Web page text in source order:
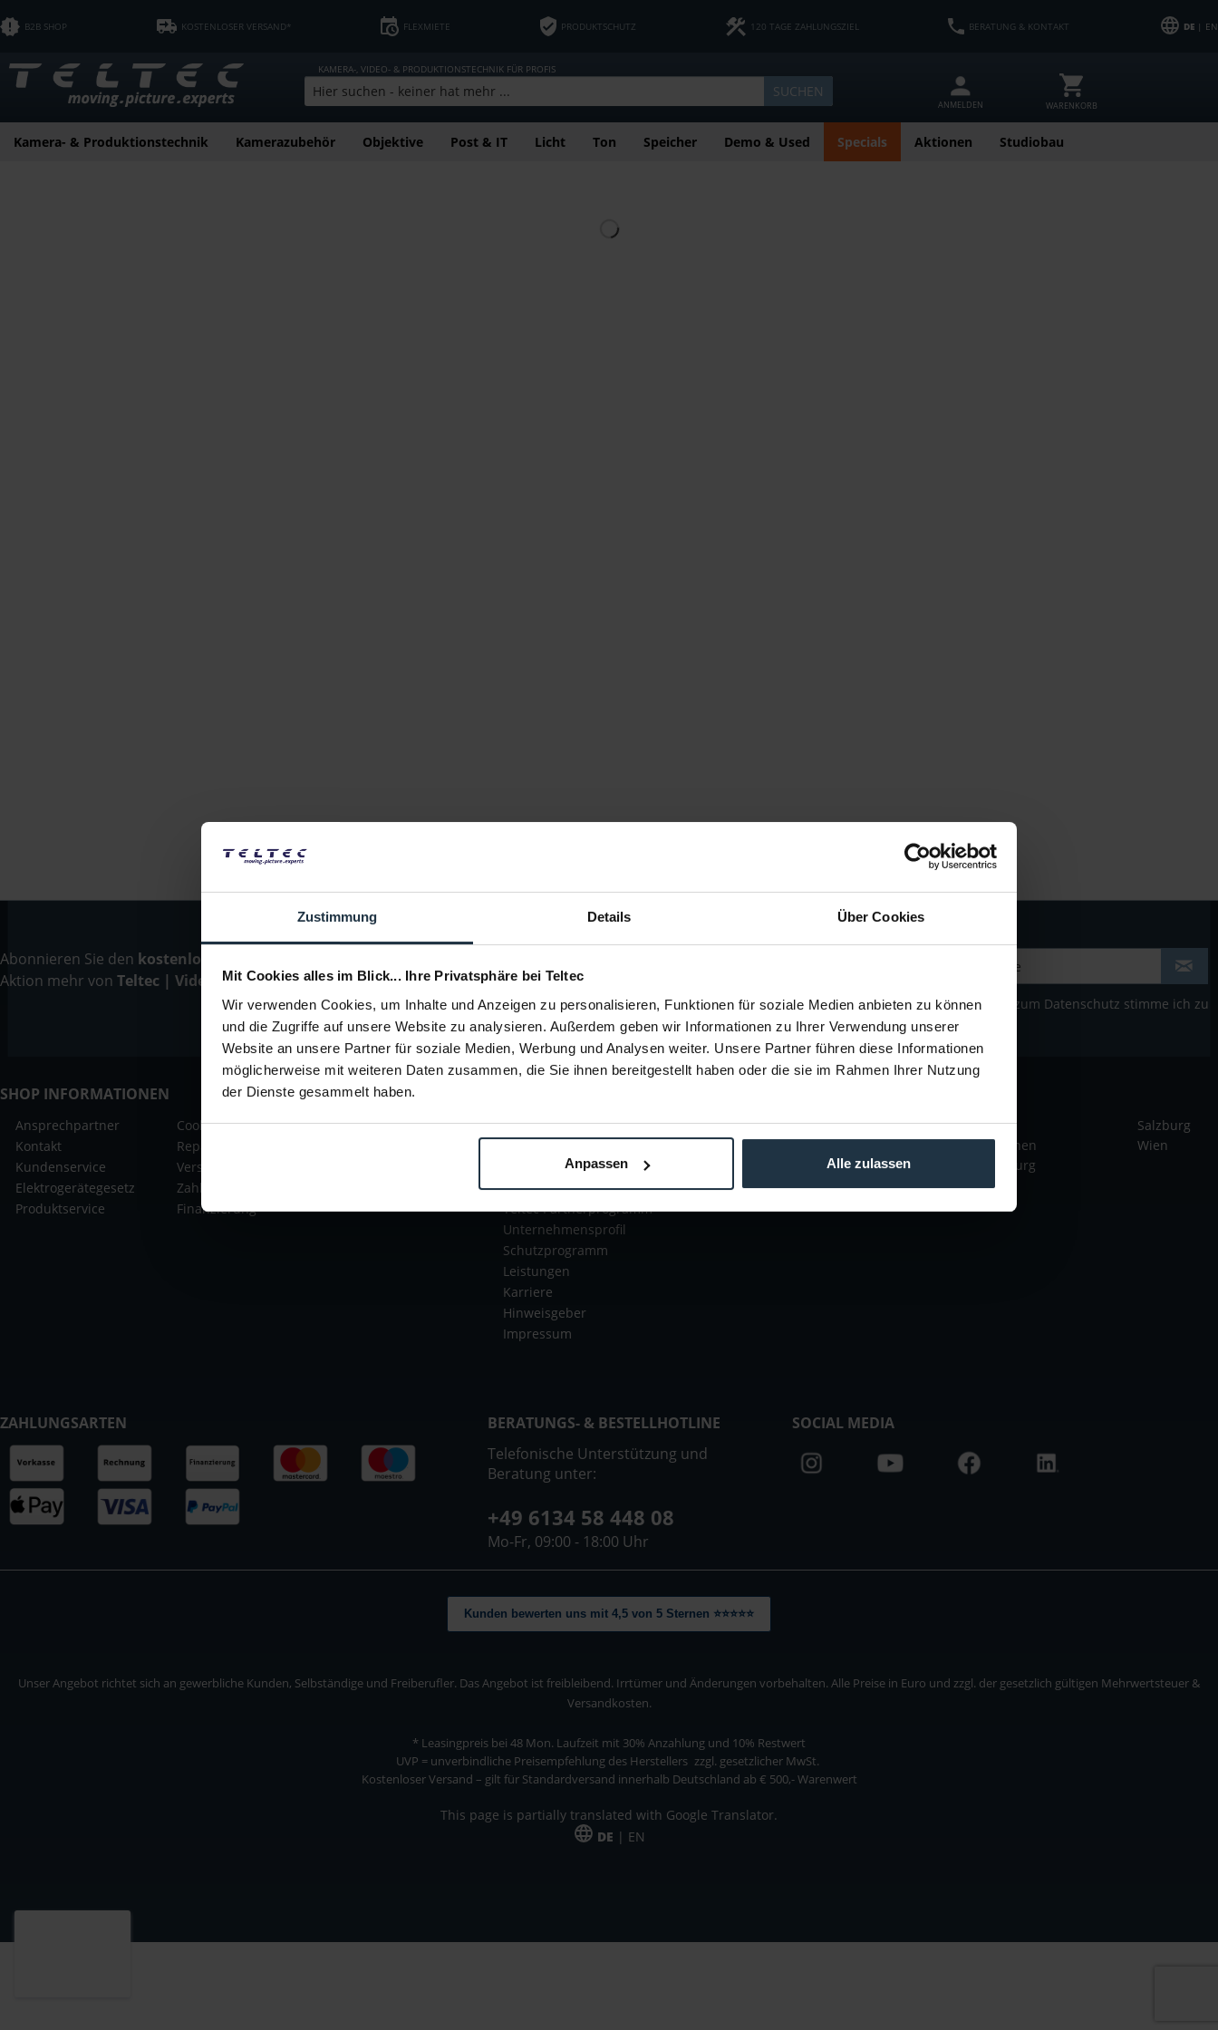
Zustimmung Details Über Cookies
Mit Cookies alles im Blick... Ihre Privatsphäre bei Teltec
Wir verwenden Cookies, um Inhalte und Anzeigen zu personalisieren, Funktionen für soziale Medien anbieten zu können
und die Zugriffe auf unsere Website zu analysieren. Außerdem geben wir Informationen zu Ihrer Verwendung unserer
Website an unsere Partner für soziale Medien, Werbung und Analysen weiter. Unsere Partner führen diese Informationen
möglicherweise mit weiteren Daten zusammen, die Sie ihnen bereitgestellt haben oder die sie im Rahmen Ihrer Nutzung
der Dienste gesammelt haben.
Anpassen Alle zulassen
B2B SHOP KOSTENLOSER VERSAND* FLEXMIETE PRODUKTSCHUTZ 120 TAGE ZAHLUNGSZIEL BERATUNG & KONTAKT DE| EN
KAMERA-, VIDEO- & PRODUKTIONSTECHNIK FÜR PROFIS
SUCHEN
ANMELDEN WARENKORB
Kamera- & Produktionstechnik Kamerazubehör Objektive Post & IT Licht Ton Speicher Demo & Used Specials Aktionen Studiobau
Abonnieren Sie den kostenlosen Newsletter
Aktion mehr von Teltec | Video-, Audio- & Studio-Equipment.
Der Bestimmung zum Datenschutz stimme ich zu
SHOP INFORMATIONEN
Ansprechpartner
Kontakt
Kundenservice
Elektrogerätegesetz
Produktservice
Cookie-Einstellung
Reparatur-Formular
Versandkosten
Zahlungsarten
Finanzierung
Widerrufsrecht
Brands
Events & Workshops
Presse & News
Teltec Partnerprogramm
Unternehmensprofil
Schutzprogramm
Leistungen
Karriere
Hinweisgeber
Impressum
Rhein-Main
Köln
Karlsruhe
Berlin
München
Hamburg
Salzburg
Wien
ZAHLUNGSARTEN
BERATUNGS- & BESTELLHOTLINE
Telefonische Unterstützung und
Beratung unter:
+49 6134 58 448 08
Mo-Fr, 09:00 - 18:00 Uhr
SOCIAL MEDIA
Kunden bewerten uns mit 4,5 von 5 Sternen ⭐⭐⭐⭐⭐
Unser Angebot richtet sich an gewerbliche Kunden, Selbständige und Freiberufler. Das Angebot ist freibleibend. Irrtümer und Änderungen vorbehalten. Alle Preise in Euro und zzgl. der gesetzlich gültigen Mehrwertsteuer &
Versandkosten.
* Leasingpreis bei 48 Mon. Laufzeit mit 30% Anzahlung und 10% Restwert
UVP = unverbindliche Preisempfehlung des Herstellers zzgl. gesetzlicher MwSt.
Kostenloser Versand – gilt für Standardversand innerhalb Deutschland ab € 500,- Warenwert
This page is partially translated with Google Translator.
DE | EN